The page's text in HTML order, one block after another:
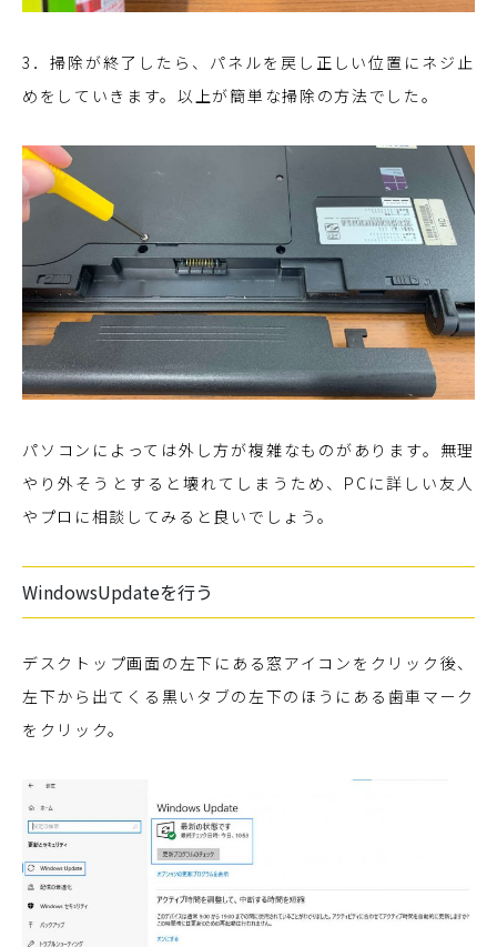
3．掃除が終了したら、パネルを戻し正しい位置にネジ止
めをしていきます。以上が簡単な掃除の方法でした。
パソコンによっては外し方が複雑なものがあります。無理
やり外そうとすると壊れてしまうため、PCに詳しい友人
やプロに相談してみると良いでしょう。
WindowsUpdateを行う
デスクトップ画面の左下にある窓アイコンをクリック後、
左下から出てくる黒いタブの左下のほうにある歯車マーク
をクリック。